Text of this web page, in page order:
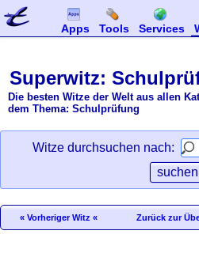
Apps Tools Services
Superwitz:
Die besten Witze der Welt aus allen
dem Thema: Schulprüfung
Witze durchsuchen nach:
« Vorheriger Witz « Zurück zur